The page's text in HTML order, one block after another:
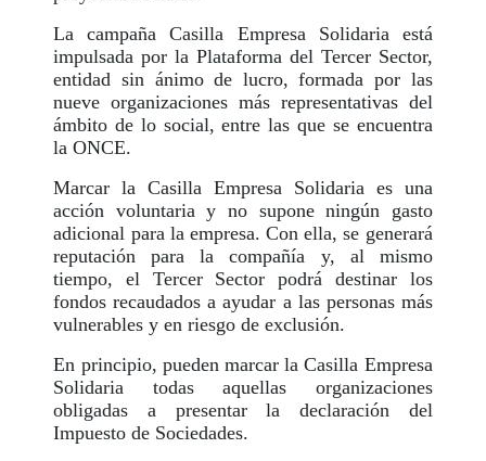
La campaña Casilla Empresa Solidaria está
impulsada por la Plataforma del Tercer Sector,
entidad sin ánimo de lucro, formada por las
nueve organizaciones más representativas del
ámbito de lo social, entre las que se encuentra
la ONCE.
Marcar la Casilla Empresa Solidaria es una
acción voluntaria y no supone ningún gasto
adicional para la empresa. Con ella, se generará
reputación para la compañía y, al mismo
tiempo, el Tercer Sector podrá destinar los
fondos recaudados a ayudar a las personas más
vulnerables y en riesgo de exclusión.
En principio, pueden marcar la Casilla Empresa
Solidaria todas aquellas organizaciones
obligadas a presentar la declaración del
Impuesto de Sociedades.